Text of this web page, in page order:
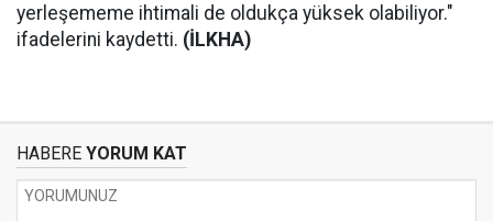
yerleşememe ihtimali de oldukça yüksek olabiliyor."
ifadelerini kaydetti. (İLKHA)
HABERE YORUM KAT